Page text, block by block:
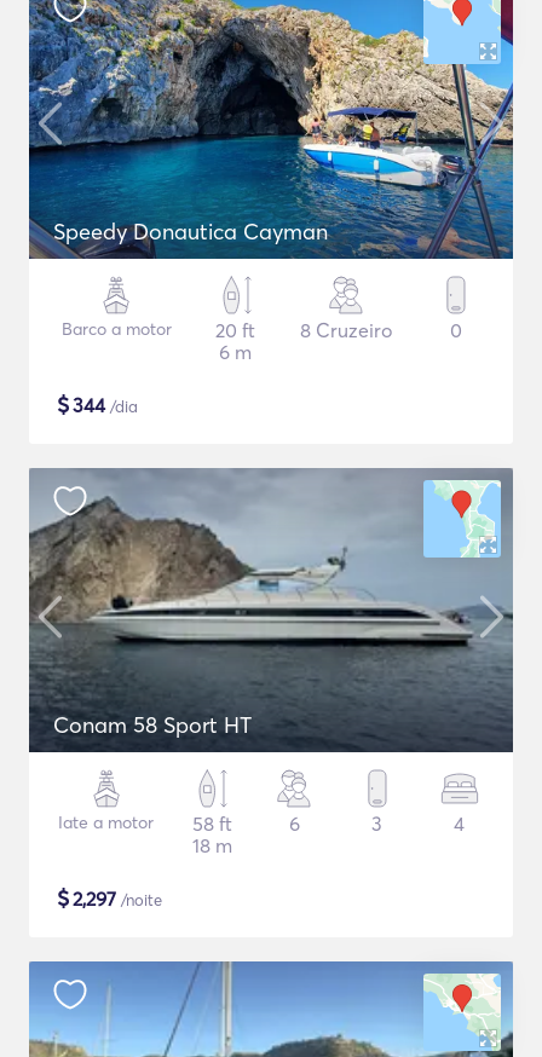
Speedy Donautica Cayman
Barco a motor
20 ft
6 m
8 Cruzeiro 0
$344/dia
Conam 58 Sport HT
Iate a motor
58 ft
18 m
6 3 4
$2,297 /noite